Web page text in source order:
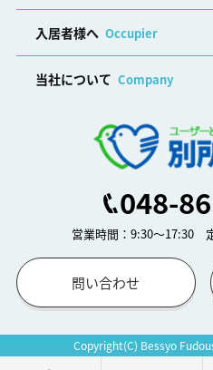
入居者様へ Occupier
当社について Company
048-
営業時間：9:30～17:30
問い合わせ
Copyright(C) Bessyo